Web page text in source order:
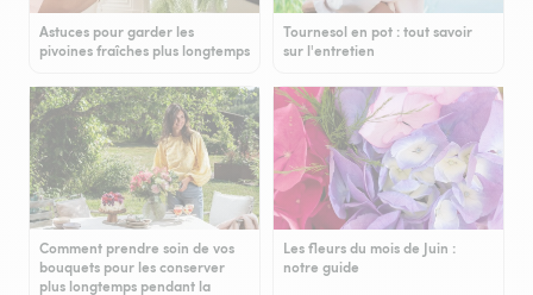
Astuces pour garder les
pivoines fraîches plus longtemps
Tournesol en pot : tout savoir
sur l'entretien
Comment prendre soin de vos
bouquets pour les conserver
plus longtemps pendant la
Les fleurs du mois de Juin :
notre guide